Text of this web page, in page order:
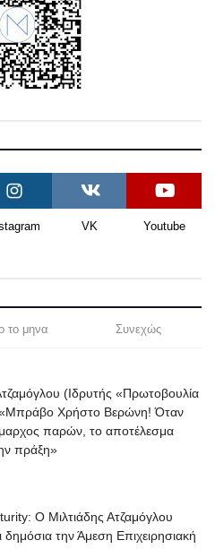
VK Youtube
το μηνα Συνεχώς
(Ιδρυτής «Πρωτοβουλία
Χρήστο Βερώνη! Όταν
παρών, το αποτέλεσμα
πράξη»
Ο Μιλτιάδης Ατζαμόγλου
δημόσια την Άμεση Επιχειρησιακή